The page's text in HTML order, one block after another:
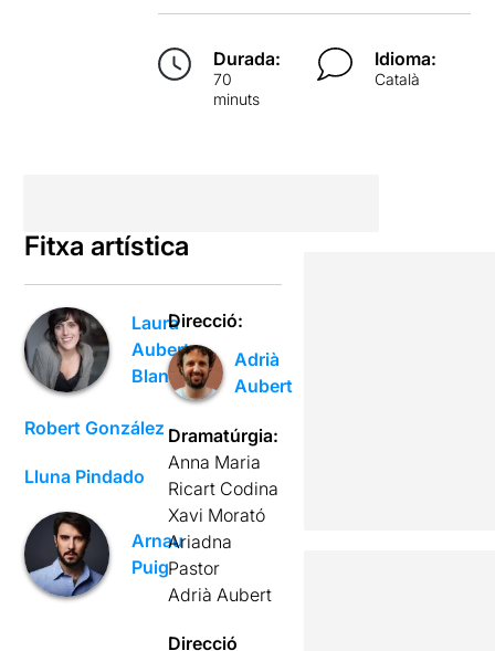
Durada:
70
minuts
Idioma:
Català
Fitxa artística
Laura
Aubert
Blanch
Robert González
Lluna Pindado
Arnau
Puig
Direcció:
Adrià
Aubert
Dramatúrgia:
Anna Maria
Ricart Codina
Xavi Morató
Ariadna
Pastor
Adrià Aubert
Direcció